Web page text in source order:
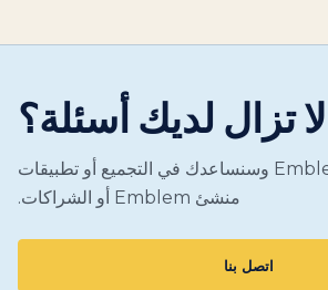
تزال لديك أسئلة؟
اتصل بفريق Emblem وسنساعدك في التجميع أو تطبيقات
منشئ Emblem أو الشراكات.
اتصل بنا